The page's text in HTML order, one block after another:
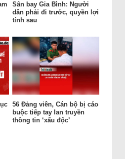
Sân bay Gia Bình: Người
dân phải đi trước, quyền lợi
tính sau
56 Đảng viên, Cán bộ bị cáo
buộc tiếp tay lan truyền
thông tin ‘xấu độc’